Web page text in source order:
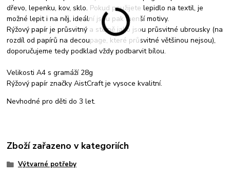
dřevo, lepenku, kov, sklo. Pokud použijete lepidlo na textil, je
možné lepit i na něj, ideální jsou pak menší motivy.
Rýžový papír je průsvitný a stejně jako jsou průsvitné ubrousky (na
rozdíl od papírů na decoupage, které průsvitné většinou nejsou),
doporučujeme tedy podklad vždy podbarvit bílou.
Velikosti A4 s gramáží 28g
Rýžový papír značky AistCraft je vysoce kvalitní.
Nevhodné pro děti do 3 let.
Zboží zařazeno v kategoriích
Výtvarné potřeby